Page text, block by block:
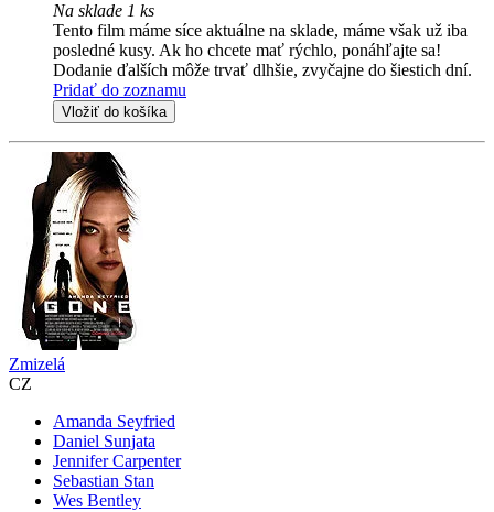
Na sklade 1 ks
Tento film máme síce aktuálne na sklade, máme však už iba
posledné kusy. Ak ho chcete mať rýchlo, ponáhľajte sa!
Dodanie ďalších môže trvať dlhšie, zvyčajne do šiestich dní.
Pridať do zoznamu
Vložiť do košíka
Zmizelá
CZ
Amanda Seyfried
Daniel Sunjata
Jennifer Carpenter
Sebastian Stan
Wes Bentley